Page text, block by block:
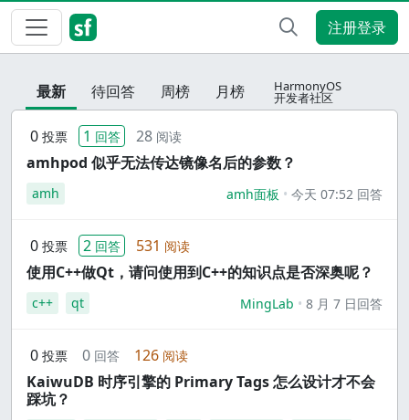
注册登录
最新 待回答 周榜 月榜 HarmonyOS
开发者社区
0 投票 1 回答 28 阅读
amhpod 似乎无法传达镜像名后的参数？
amh amh面板 今天 07:52 回答
0 投票 2 回答 531 阅读
使用C++做Qt，请问使用到C++的知识点是否深奥呢？
c++ qt MingLab 8 月 7 日回答
0 投票 0 回答 126 阅读
KaiwuDB 时序引擎的 Primary Tags 怎么设计才不会
踩坑？